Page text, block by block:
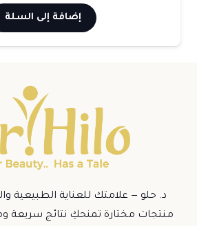
إضافة إلى السلة
منتجات مختارة تمنحكِ نتائج سريعة